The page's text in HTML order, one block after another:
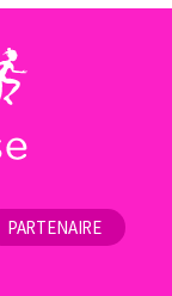
PARTENAIRE